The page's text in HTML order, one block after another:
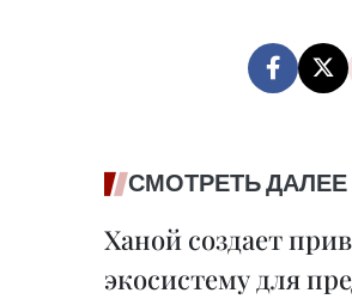
СМОТРЕТЬ ДАЛЕЕ
Ханой создает
экосистему для